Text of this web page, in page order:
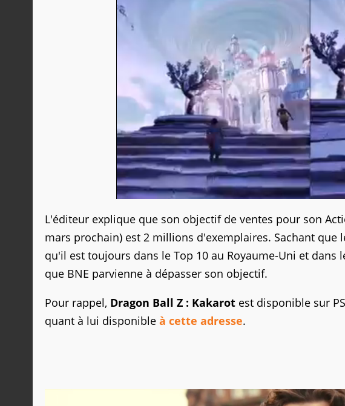
L'éditeur explique que son objectif de ventes pour son
mars prochain) est 2 millions d'exemplaires. Sachant que
qu'il est toujours dans le Top 10 au Royaume-Uni et dans
que BNE parvienne à dépasser son objectif.
Pour rappel, Dragon Ball Z : Kakarot est disponible sur
quant à lui disponible à cette adresse.